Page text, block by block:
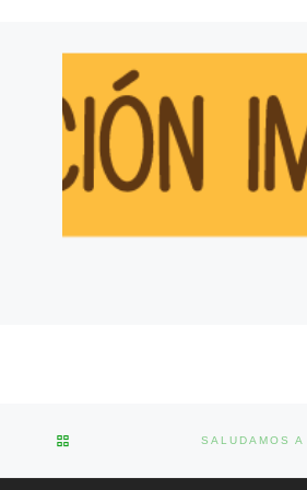
VOLVER A LA LISTA DE